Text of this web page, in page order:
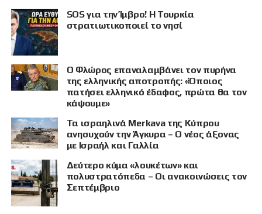
SOS για την Ίμβρο! Η Τουρκία
στρατιωτικοποιεί το νησί
Ο Φλώρος επαναλαμβάνει τον πυρήνα
της ελληνικής αποτροπής: «Όποιος
πατήσει ελληνικό έδαφος, πρώτα θα τον
κάψουμε»
Τα ισραηλινά Merkava της Κύπρου
ανησυχούν την Άγκυρα – Ο νέος άξονας
με Ισραήλ και Γαλλία
Δεύτερο κύμα «λουκέτων» και
πολυστρατόπεδα – Οι ανακοινώσεις τον
Σεπτέμβριο